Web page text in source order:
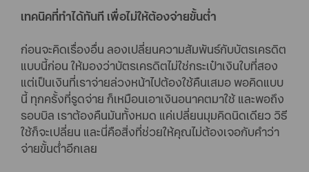
เทคนิคที่ทำได้ทันที เพื่อไม่ให้ต้องจ่ายขั้นต่ำ
ก่อนจะคิดเรื่องอื่น ลองเปลี่ยนความสัมพันธ์กับบัตรเครดิต
แบบนี้ก่อน ให้มองว่าบัตรเครดิตไม่ใช่กระเป๋าเงินใบที่สอง
แต่เป็นเงินที่เราจ่ายล่วงหน้าไปต้องใช้คืนเสมอ พอคิดแบบ
นี้ ทุกครั้งที่รูดจ่าย ก็เหมือนเอาเงินอนาคตมาใช้ และพอถึง
รอบบิล เราต้องคืนมันทั้งหมด แค่เปลี่ยนมุมคิดนิดเดียว วิธี
ใช้ก็จะเปลี่ยน และนี่คือสิ่งที่ช่วยให้คุณไม่ต้องเจอกับคำว่า
จ่ายขั้นต่ำอีกเลย